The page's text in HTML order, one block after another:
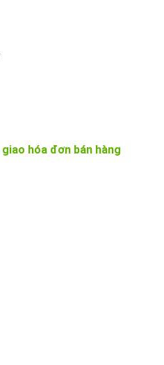
hóa đơn bán hàng